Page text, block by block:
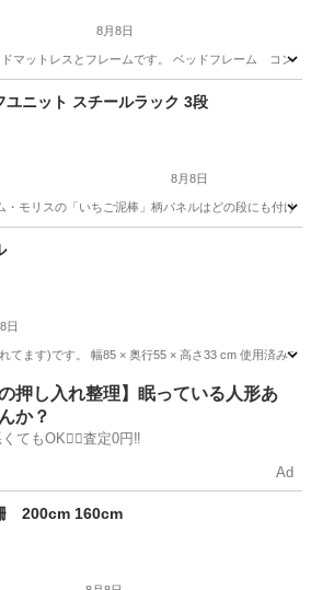
8月8日
マットレスとフレームです。 ベッドフレーム コン
フレーム
ユニット スチールラック 3段
8月8日
・モリスの「いちご泥棒」柄パネルはどの段にも付け
日
てます)です。 幅85 × 奥行55 × 高さ33 cm 使用済み
テーブル
の押し入れ整理】眠っている人形あ
か？
てもOK🙆‍♀️査定0円‼️
Ad
200cm 160cm